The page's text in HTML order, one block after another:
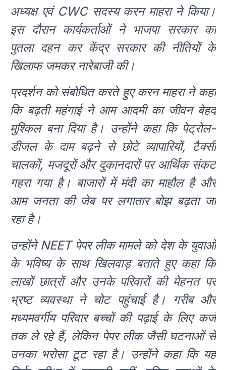
अध्यक्ष एवं CWC सदस्य करन माहरा ने किया।
इस दौरान कार्यकर्ताओं ने भाजपा सरकार का
पुतला दहन कर केंद्र सरकार की नीतियों के
खिलाफ जमकर नारेबाजी की।
प्रदर्शन को संबोधित करते हुए करन माहरा ने कहा
कि बढ़ती महंगाई ने आम आदमी का जीवन बेहद
मुश्किल बना दिया है। उन्होंने कहा कि पेट्रोल-
डीजल के दाम बढ़ने से छोटे व्यापारियों, टैक्सी
चालकों, मजदूरों और दुकानदारों पर आर्थिक संकट
गहरा गया है। बाजारों में मंदी का माहौल है और
आम जनता की जेब पर लगातार बोझ बढ़ता जा
रहा है।
उन्होंने NEET पेपर लीक मामले को देश के युवाओं
के भविष्य के साथ खिलवाड़ बताते हुए कहा कि
लाखों छात्रों और उनके परिवारों की मेहनत पर
भ्रष्ट व्यवस्था ने चोट पहुंचाई है। गरीब और
मध्यमवर्गीय परिवार बच्चों की पढ़ाई के लिए कर्ज
तक ले रहे हैं, लेकिन पेपर लीक जैसी घटनाओं से
उनका भरोसा टूट रहा है। उन्होंने कहा कि यह